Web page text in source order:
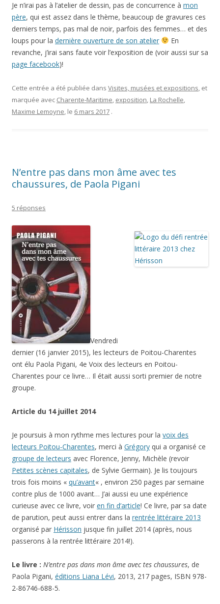
Je n’irai pas à l’atelier de dessin, pas de concurrence à mon
père, qui est assez dans le thème, beaucoup de gravures ces
derniers temps, pas mal de noir, parfois des femmes… et des
loups pour la dernière ouverture de son atelier
En
revanche, j’irai sans faute voir l’exposition de (voir aussi sur sa
page facebook)!
Cette entrée a été publiée dans Visites, musées et expositions, et
marquée avec Charente-Maritime, exposition, La Rochelle,
Maxime Lemoyne, le 6 mars 2017 .
N’entre pas dans mon âme avec tes
chaussures, de Paola Pigani
5 réponses
Vendredi
dernier (16 janvier 2015), les lecteurs de Poitou-Charentes
ont élu Paola Pigani, 4e Voix des lecteurs en Poitou-
Charentes pour ce livre… Il était aussi sorti premier de notre
groupe.
Article du 14 juillet 2014
Je poursuis à mon rythme mes lectures pour la voix des
lecteurs Poitou-Charentes, merci à Grégory qui a organisé ce
groupe de lecteurs avec Florence, Jenny, Michèle (revoir
Petites scènes capitales, de Sylvie Germain). Je lis toujours
trois fois moins « qu’avant« , environ 250 pages par semaine
contre plus de 1000 avant… J’ai aussi eu une expérience
curieuse avec ce livre, voir en fin d’article! Ce livre, par sa date
de parution, peut aussi entrer dans la rentrée littéraire 2013
organisé par Hérisson jusque fin juillet 2014 (après, nous
passerons à la rentrée littéraire 2014!).
Le livre : N’entre pas dans mon âme avec tes chaussures, de
Paola Pigani, éditions Liana Lévi, 2013, 217 pages, ISBN 978-
2-86746-688-5.